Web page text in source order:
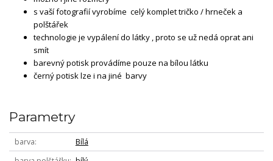
s vaší fotografií vyrobíme celý komplet tričko / hrneček a
polštářek
technologie je vypálení do látky , proto se už nedá oprat ani
smít
barevný potisk provádíme pouze na bílou látku
černý potisk lze i na jiné barvy
Parametry
barva
Bílá